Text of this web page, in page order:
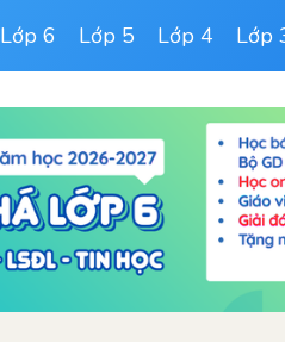
Lớp 6 Lớp 5 Lớp 4 Lớp